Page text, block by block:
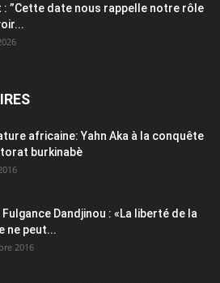
: ”Cette date nous rappelle notre rôle
africaine: Yahn Aka à la conquête
burkinabè
Fulgance Dandjinou : «La liberté de la
ne peut...
2016